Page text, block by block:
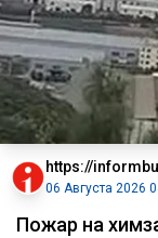
https://
06 Августа 2026
Пожар на